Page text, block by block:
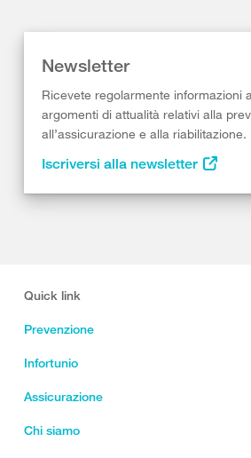
Newsletter
Ricevete regolarmente informazioni
argomenti di attualità relativi alla
all’assicurazione e alla riabilitazione.
Iscriversi alla newsletter
Quick link
Prevenzione
Infortunio
Assicurazione
Chi siamo